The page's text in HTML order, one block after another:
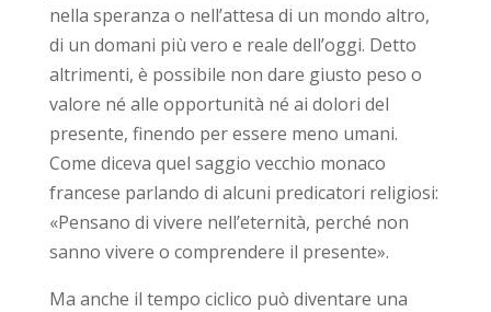
nella speranza o nell’attesa di un mondo altro,
di un domani più vero e reale dell’oggi. Detto
altrimenti, è possibile non dare giusto peso o
valore né alle opportunità né ai dolori del
presente, finendo per essere meno umani.
Come diceva quel saggio vecchio monaco
francese parlando di alcuni predicatori religiosi:
«Pensano di vivere nell’eternità, perché non
sanno vivere o comprendere il presente».
Ma anche il tempo ciclico può diventare una